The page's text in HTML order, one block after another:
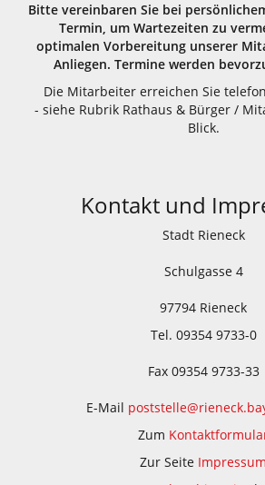
Bitte vereinbaren Sie bei
Termin, um Wartezeiten zu
optimalen Vorbereitung unserer
Anliegen. Termine werden
Die Mitarbeiter erreichen Sie
- siehe Rubrik Rathaus & Bürger /
Blick.
Kontakt und
Stadt Rieneck
Schulgasse 4
97794 Rieneck
Tel. 09354 9733-0
Fax 09354 9733-33
E-Mail
Zum
Zur Seite Impressum